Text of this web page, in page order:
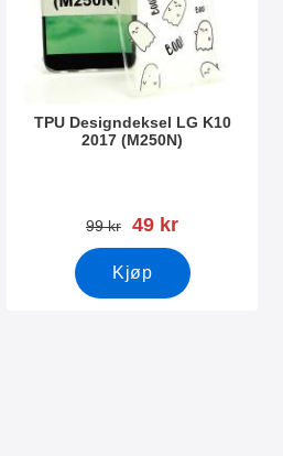
TPU Designdeksel LG K10
2017 (M250N)
gammel pris
99 kr ny pris
49 kr
Kjøp